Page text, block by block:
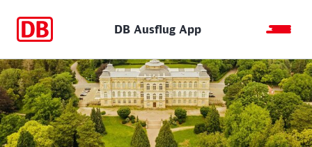
DB Ausflug App